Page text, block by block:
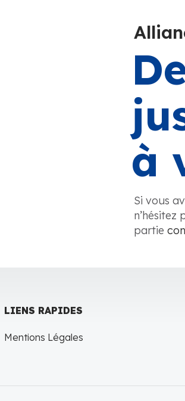
à
Si vous
n’hésitez
partie
LIENS RAPIDES
Mentions Légales